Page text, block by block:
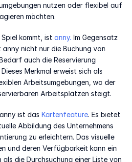
nutzen oder flexibel auf
möchten.
kommt, ist anny. Im Gegensatz
nicht nur die Buchung von
auch die Reservierung
Merkmal erweist sich als
Arbeitsumgebungen, wo der
Arbeitsplätzen steigt.
ist das Kartenfeature. Es bietet
Abbildung des Unternehmens
zu erleichtern. Das visuelle
und deren Verfügbarkeit kann ein
die Durchsuchung einer Liste von